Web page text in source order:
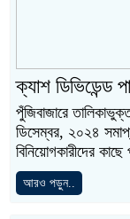
ক্যাশ ডিভিডেন্ড
পুঁজিবাজারে
ডিসেম্বর, ২০২৪
বিনিয়োগকারীদের কাছে
আরও পড়ুন..